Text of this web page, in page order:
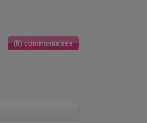
(8) commentaires